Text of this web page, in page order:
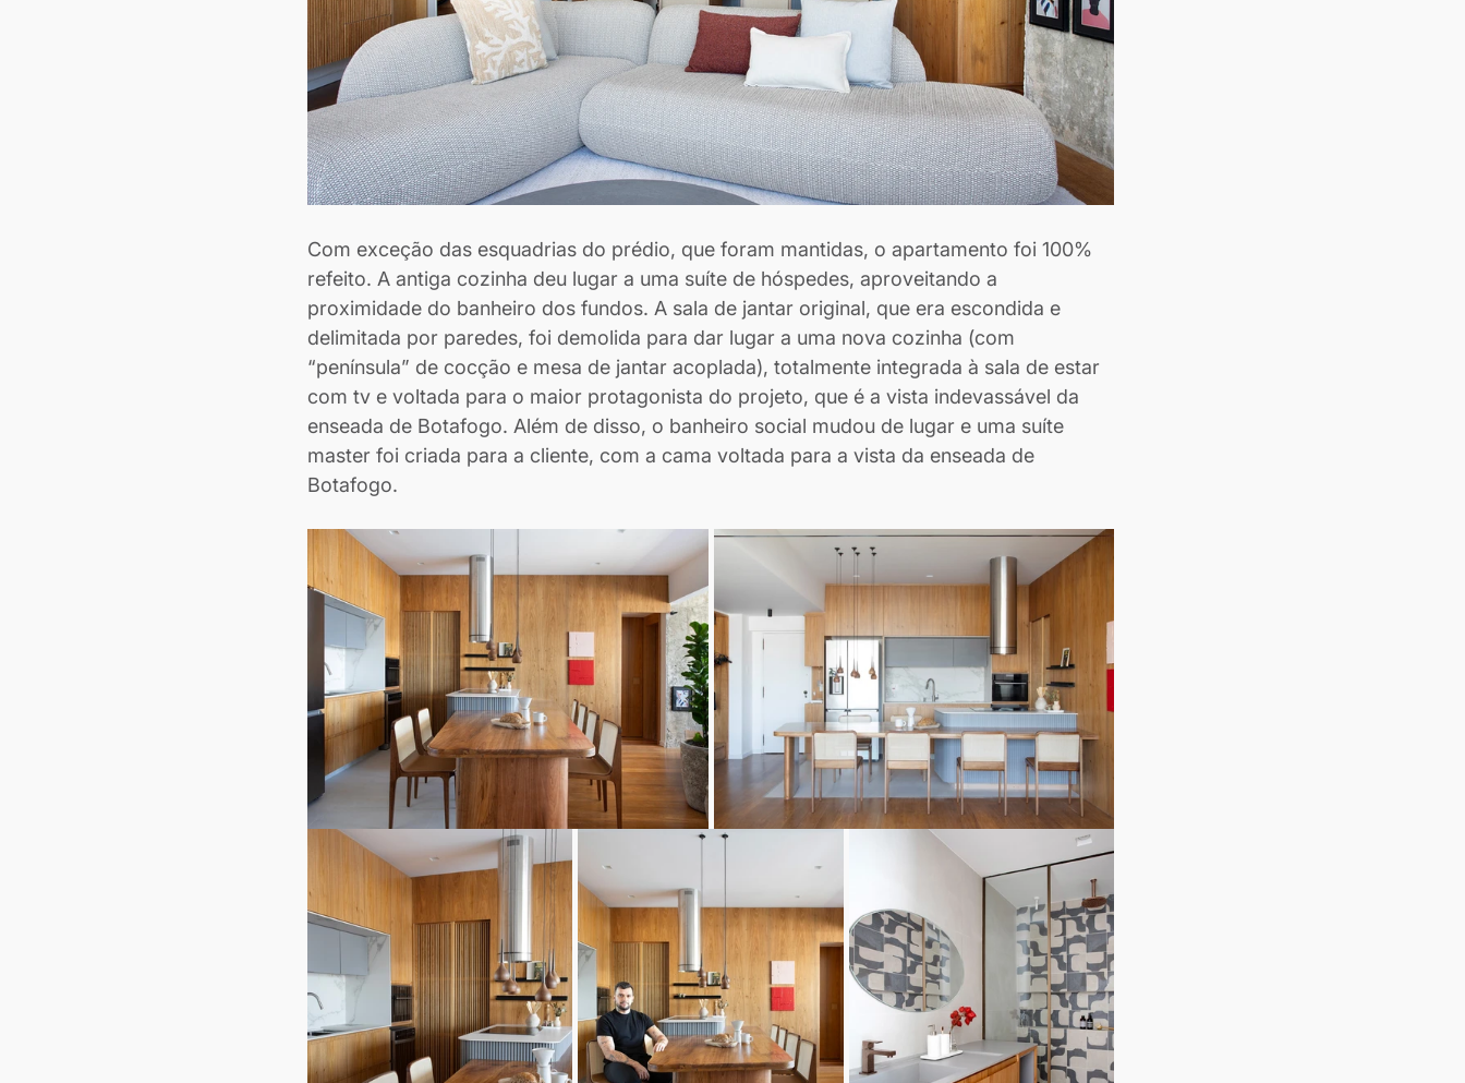
Com exceção das esquadrias do prédio, que foram mantidas, o apartamento foi 100%
refeito. A antiga cozinha deu lugar a uma suíte de hóspedes, aproveitando a
proximidade do banheiro dos fundos. A sala de jantar original, que era escondida e
delimitada por paredes, foi demolida para dar lugar a uma nova cozinha (com
“península” de cocção e mesa de jantar acoplada), totalmente integrada à sala de estar
com tv e voltada para o maior protagonista do projeto, que é a vista indevassável da
enseada de Botafogo. Além de disso, o banheiro social mudou de lugar e uma suíte
master foi criada para a cliente, com a cama voltada para a vista da enseada de
Botafogo.